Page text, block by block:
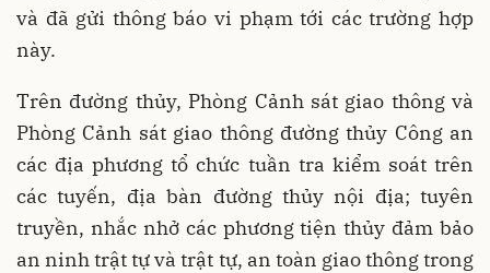
và đã gửi thông báo vi phạm tới các trường hợp
này.
Trên đường thủy, Phòng Cảnh sát giao thông và
Phòng Cảnh sát giao thông đường thủy Công an
các địa phương tổ chức tuần tra kiểm soát trên
các tuyến, địa bàn đường thủy nội địa; tuyên
truyền, nhắc nhở các phương tiện thủy đảm bảo
an ninh trật tự và trật tự, an toàn giao thông trong